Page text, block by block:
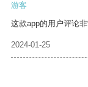
游客
这款app的用户评论
2024-01-25